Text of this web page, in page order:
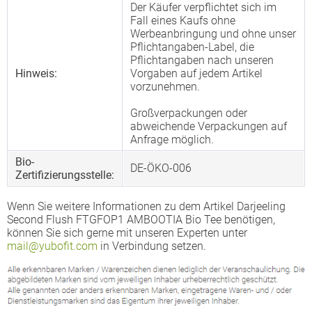
Hinweis:
Der Käufer verpflichtet sich im
Fall eines Kaufs ohne
Werbeanbringung und ohne unser
Pflichtangaben-Label, die
Pflichtangaben nach unseren
Vorgaben auf jedem Artikel
vorzunehmen.
Großverpackungen oder
abweichende Verpackungen auf
Anfrage möglich.
Bio-
Zertifizierungsstelle:
DE-ÖKO-006
Wenn Sie weitere Informationen zu dem Artikel Darjeeling
Second Flush FTGFOP1 AMBOOTIA Bio Tee benötigen,
können Sie sich gerne mit unseren Experten unter
mail@yubofit.com in Verbindung setzen.